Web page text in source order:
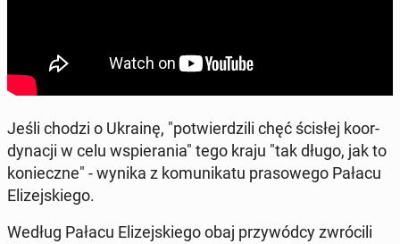
Jeśli chodzi o Ukrainę, "po­twier­dzi­li chęć ścisłej ko­or­
dy­na­cji w celu wspie­ra­nia" tego kraju "tak długo, jak to
ko­niecz­ne" - wynika z ko­mu­ni­ka­tu pra­so­we­go Pałacu
Eli­zej­skie­go.
Według Pałacu Eli­zej­skie­go obaj przy­wód­cy zwró­ci­li